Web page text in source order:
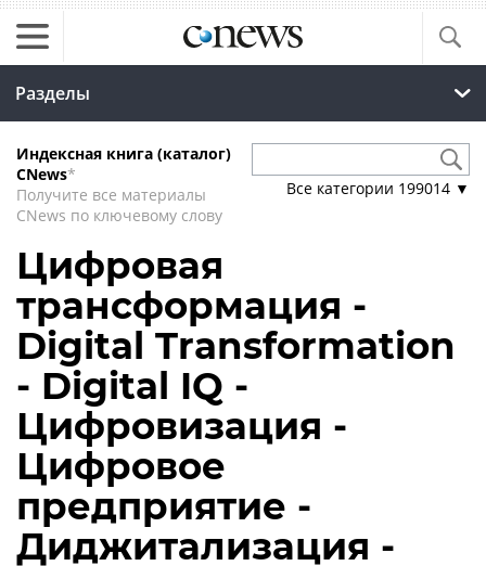
Разделы
Индексная книга (каталог)
CNews*
Получите все материалы
CNews по ключевому слову
Все категории 199014 ▼
Цифровая
трансформация -
Digital Transformation
- Digital IQ -
Цифровизация -
Цифровое
предприятие -
Диджитализация -